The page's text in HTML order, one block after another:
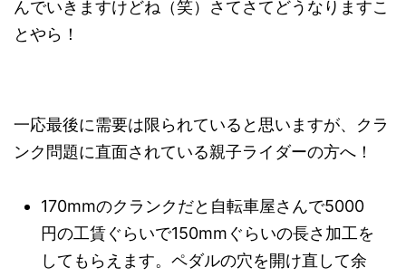
んでいきますけどね（笑）さてさてどうなりますこ
とやら！
一応最後に需要は限られていると思いますが、クラ
ンク問題に直面されている親子ライダーの方へ！
170mmのクランクだと自転車屋さんで5000
円の工賃ぐらいで150mmぐらいの長さ加工を
してもらえます。ペダルの穴を開け直して余